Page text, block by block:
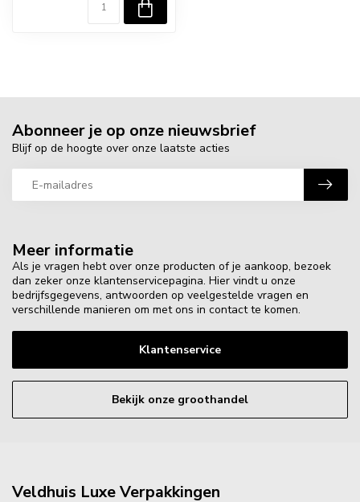
Meer informatie
Als je vragen hebt over onze producten of je aankoop, bezoek
dan zeker onze klantenservicepagina. Hier vindt u onze
bedrijfsgegevens, antwoorden op veelgestelde vragen en
verschillende manieren om met ons in contact te komen.
Klantenservice
Bekijk onze groothandel
Abonneer je op onze nieuwsbrief
Blijf op de hoogte over onze laatste acties
Veldhuis Luxe Verpakkingen